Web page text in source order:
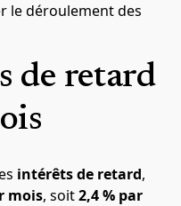
le déroulement des
de retard
intérêts de retard,
mois, soit2,4 % par